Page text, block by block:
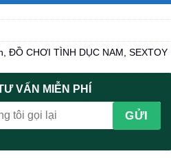
, ĐỒ CHƠI TÌNH DỤC NAM , SEXTOY
VẤN MIỄN PHÍ